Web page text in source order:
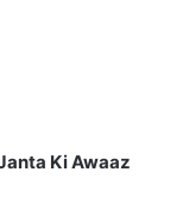
Ki Awaaz